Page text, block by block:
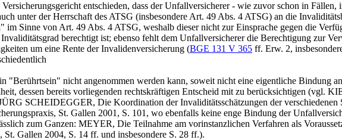
Versicherungsgericht entschieden, dass der Unfallversicherer - wie zuvor schon in
unter der Herrschaft des ATSG (insbesondere Art. 49 Abs. 4 ATSG) an die
im Sinne von Art. 49 Abs. 4 ATSG, weshalb dieser nicht zur Einsprache gegen die
berechtigt ist; ebenso fehlt dem Unfallversicherer die Berechtigung zur
um eine Rente der Invalidenversicherung (BGE 131 V 365 ff. Erw. 2,
"Berührtsein" nicht angenommen werden kann, soweit nicht eine eigentliche Bindung
dessen bereits vorliegenden rechtskräftigen Entscheid mit zu berücksichtigen (vgl.
SCHEIDEGGER, Die Koordination der Invaliditätsschätzungen der
St. Gallen 2001, S. 101, wo ebenfalls keine enge Bindung der
zum Ganzen: MEYER, Die Teilnahme am vorinstanzlichen Verfahren als
Gallen 2004, S. 14 ff. und insbesondere S. 28 ff.).